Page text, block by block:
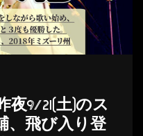
9/21(土)のス
、飛び入り登